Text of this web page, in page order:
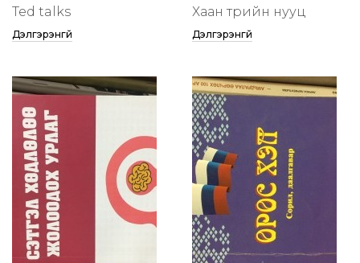
Ted talks
Дэлгэрэнгүй
Хаан төрийн нууц
Дэлгэрэнгүй